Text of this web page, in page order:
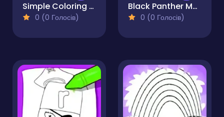
Simple Coloring Pages For Preschoolers
0 (0 Голосів)
Black Panther Mask Coloring Pages
0 (0 Голосів)